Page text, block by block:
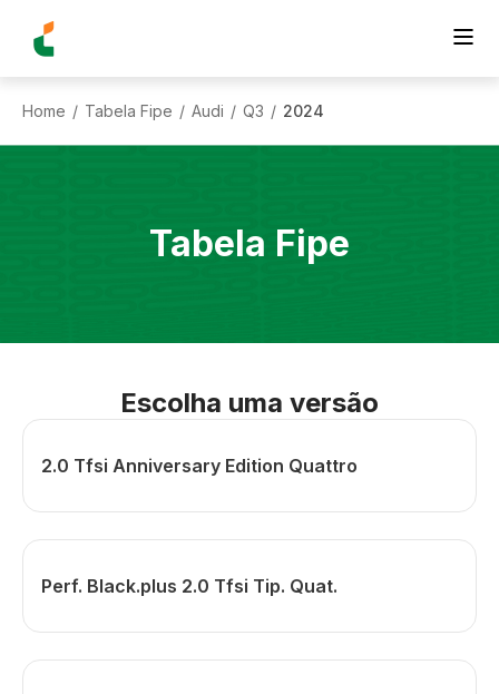
Home / Tabela Fipe / Audi / Q3 / 2024
Tabela Fipe
Escolha uma versão
2.0 Tfsi Anniversary Edition Quattro
Perf. Black.plus 2.0 Tfsi Tip. Quat.